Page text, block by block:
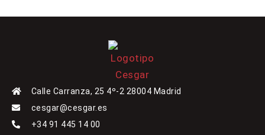
Calle Carranza, 25 4º-2 28004 Madrid
cesgar@cesgar.es
+34 91 445 14 00